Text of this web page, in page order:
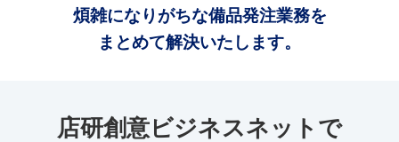
煩雑になりがちな備品発注業務を
まとめて解決いたします。
店研創意ビジネスネットで